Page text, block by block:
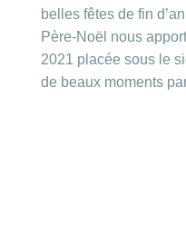
belles fêtes de fin
Père-Noël nous
2021 placée sous le
de beaux moments